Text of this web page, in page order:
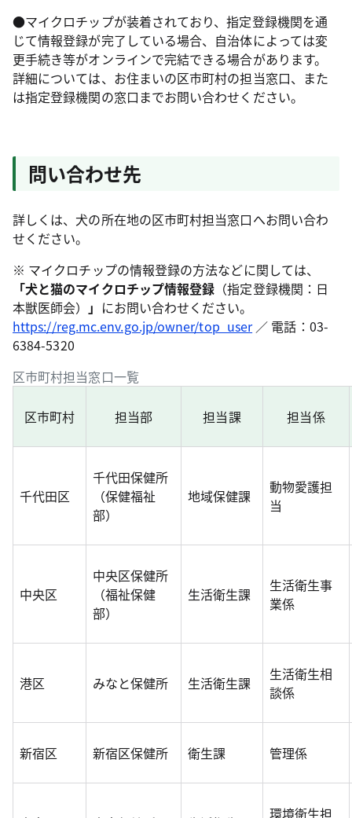
●マイクロチップが装着されており、指定登録機関を通
じて情報登録が完了している場合、自治体によっては変
更手続き等がオンラインで完結できる場合があります。
詳細については、お住まいの区市町村の担当窓口、また
は指定登録機関の窓口までお問い合わせください。
問い合わせ先
詳しくは、犬の所在地の区市町村担当窓口へお問い合わ
せください。
※ マイクロチップの情報登録の方法などに関しては、
「犬と猫のマイクロチップ情報登録 （指定登録機関：日
本獣医師会） 」 にお問い合わせください。
https://reg.mc.env.go.jp/owner/top_user／ 電話：03-
6384-5320
区市町村担当窓口一覧
区市町村 担当部 担当課 担当係
千代田区
千代田保健所
（保健福祉
部）
地域保健課
動物愛護担
当
中央区
中央区保健所
（福祉保健
部）
生活衛生課
生活衛生事
業係
港区 みなと保健所 生活衛生課
生活衛生相
談係
新宿区 新宿区保健所 衛生課 管理係
環境衛生担